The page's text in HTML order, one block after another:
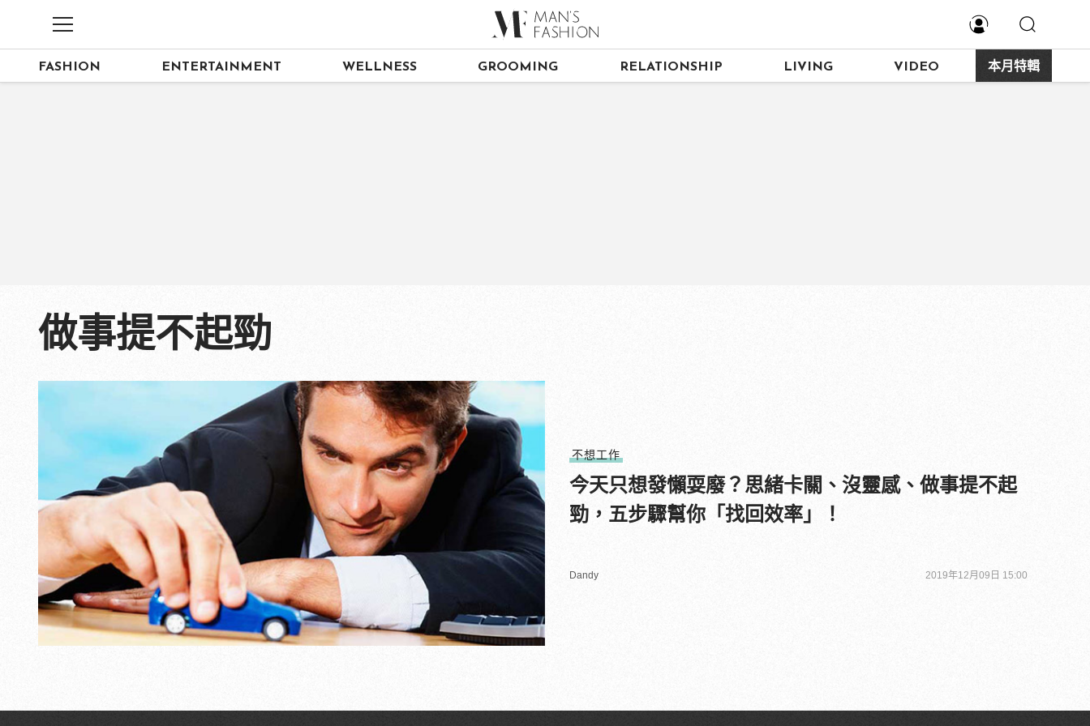
FASHION ENTERTAINMENT WELLNESS GROOMING RELATIONSHIP LIVING VIDEO 本月特輯
做事提不起勁
不想工作
今天只想發懶耍廢？思緒卡關、沒靈感、做事提不起
勁，五步驟幫你「找回效率」！
Dandy 2019年12月09日 15:00